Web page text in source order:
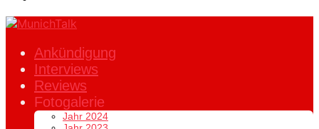
Ankündigung
Interviews
Reviews
Fotogalerie
Jahr 2024